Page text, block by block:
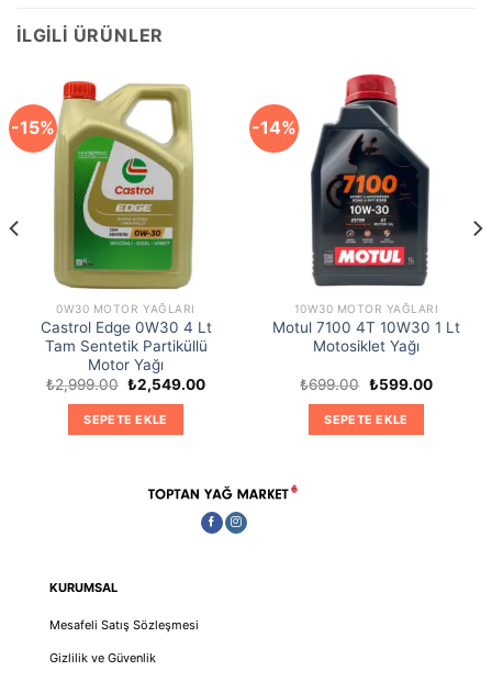
İLGILI ÜRÜNLER
-15%
0W30 MOTOR YAĞLARI
Castrol Edge 0W30 4 Lt
Tam Sentetik Partiküllü
Motor Yağı
₺2,999.00 Orijinal
fiyat:
₺2,999.00.
₺2,549.00Şu
SEPETE EKLE
-14%
10W30 MOTOR YAĞLARI
Motul 7100 4T 10W30 1 Lt
Motosiklet Yağı
₺699.00 Orijinal
₺699.00.
₺599.00Şu
SEPETE EKLE
KURUMSAL
Mesafeli Satış Sözleşmesi
Gizlilik ve Güvenlik